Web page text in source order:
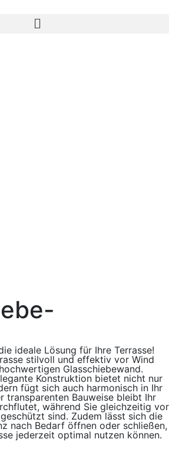
ideale Lösung für Ihre Terrasse!
stilvoll und effektiv vor Wind
Glasschiebewand.
Konstruktion bietet nicht nur
fügt sich auch harmonisch in Ihr
transparenten Bauweise bleibt Ihr
während Sie gleichzeitig vor
sind. Zudem lässt sich die
nach Bedarf öffnen oder schließen,
jederzeit optimal nutzen können.